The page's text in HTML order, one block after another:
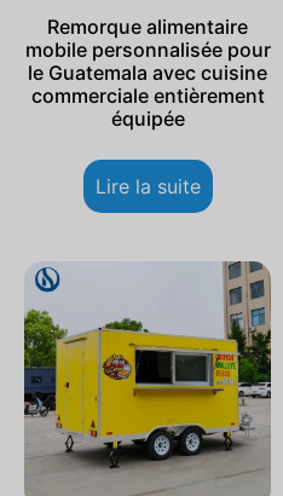
Remorque alimentaire
mobile personnalisée pour
le Guatemala avec cuisine
commerciale entièrement
équipée
Lire la suite